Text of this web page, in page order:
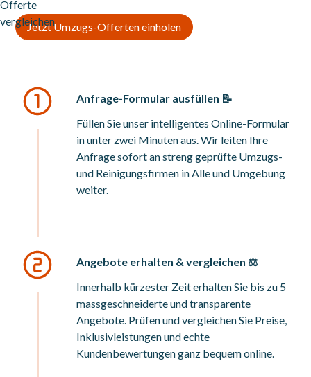
Jetzt Umzugs-Offerten einholen
Anfrage-Formular ausfüllen 📝
Füllen Sie unser intelligentes Online-Formular
in unter zwei Minuten aus. Wir leiten Ihre
Anfrage sofort an streng geprüfte Umzugs-
und Reinigungsfirmen in Alle und Umgebung
weiter.
Angebote erhalten & vergleichen ⚖️
Innerhalb kürzester Zeit erhalten Sie bis zu 5
massgeschneiderte und transparente
Angebote. Prüfen und vergleichen Sie Preise,
Inklusivleistungen und echte
Kundenbewertungen ganz bequem online.